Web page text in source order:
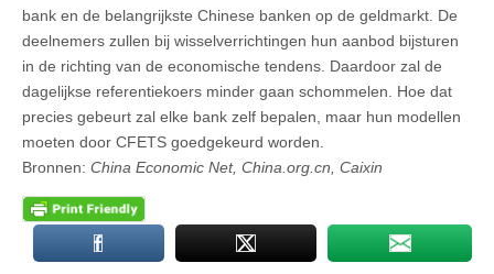
bank en de belangrijkste Chinese banken op de geldmarkt. De
deelnemers zullen bij wisselverrichtingen hun aanbod bijsturen
in de richting van de economische tendens. Daardoor zal de
dagelijkse referentiekoers minder gaan schommelen. Hoe dat
precies gebeurt zal elke bank zelf bepalen, maar hun modellen
moeten door CFETS goedgekeurd worden.
Bronnen: China Economic Net, China.org.cn, Caixin